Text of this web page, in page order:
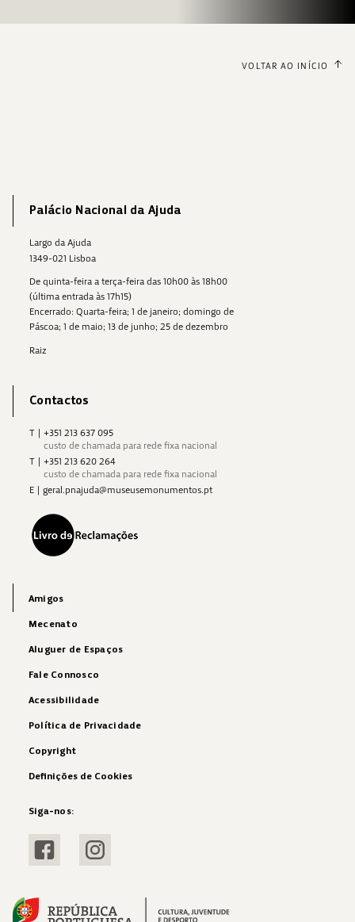
VOLTAR AO INÍCIO
Palácio Nacional da Ajuda
Largo da Ajuda
1349-021 Lisboa
De quinta-feira a terça-feira das 10h00 às 18h00
(última entrada às 17h15)
Encerrado: Quarta-feira; 1 de janeiro; domingo de
Páscoa; 1 de maio; 13 de junho; 25 de dezembro
Raiz
Contactos
T
+351 213 637 095
custo de chamada para rede fixa nacional
T
+351 213 620 264
custo de chamada para rede fixa nacional
E
geral.pnajuda@museusemonumentos.pt
Amigos
Mecenato
Aluguer de Espaços
Fale Connosco
Acessibilidade
Política de Privacidade
Copyright
Definições de Cookies
Siga-nos:
Visitar FacebookVisitar Instagram